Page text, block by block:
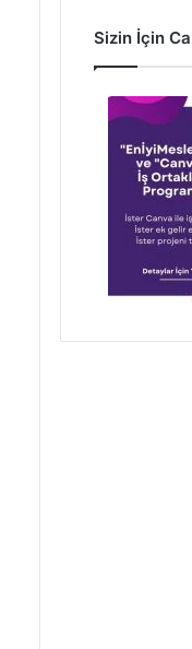
Sizin İçin